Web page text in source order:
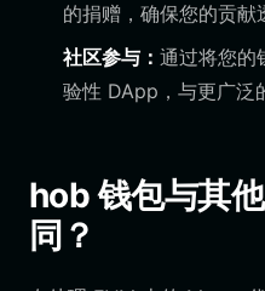
的捐赠，确保您的贡献
社区参与： 通过将您的
验性 DApp，与更广泛
hob 钱包与其
同？